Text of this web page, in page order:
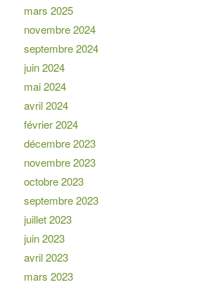
mars 2025
novembre 2024
septembre 2024
juin 2024
mai 2024
avril 2024
février 2024
décembre 2023
novembre 2023
octobre 2023
septembre 2023
juillet 2023
juin 2023
avril 2023
mars 2023